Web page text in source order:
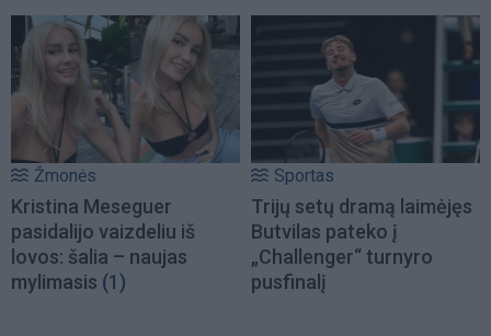
Žmonės
Kristina Meseguer
pasidalijo vaizdeliu iš
lovos: šalia – naujas
mylimasis (1)
Sportas
Trijų setų dramą laimėjęs
Butvilas pateko į
„Challenger“ turnyro
pusfinalį